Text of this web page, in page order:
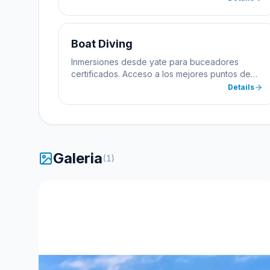
prácticas se realizan desde el yate Pepez1.
Boat Diving
Inmersiones desde yate para buceadores
certificados. Acceso a los mejores puntos de
buceo de Las Galletas sin necesidad deDetails
Galeria(1)